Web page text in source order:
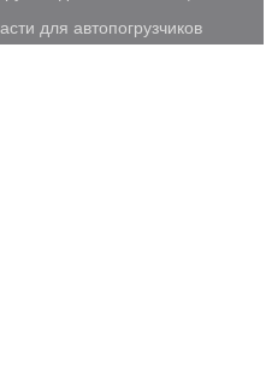
для автопогрузчиков